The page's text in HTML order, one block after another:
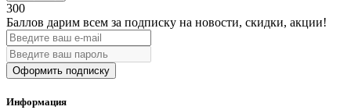
300
Баллов дарим всем за подписку на новости, скидки, акции!
Оформить подписку
Информация